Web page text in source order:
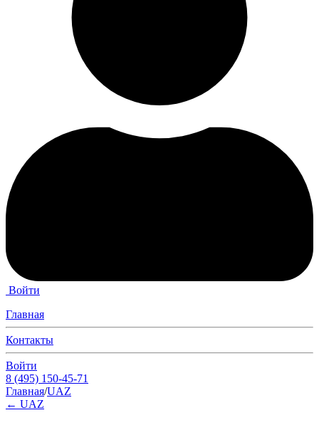
Войти
Главная
Контакты
Войти
8 (495) 150-45-71
Главная/UAZ
← UAZ